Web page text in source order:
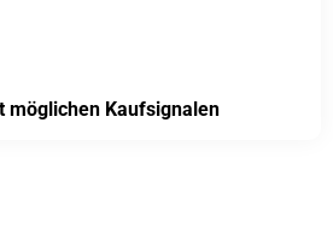
möglichen Kaufsignalen